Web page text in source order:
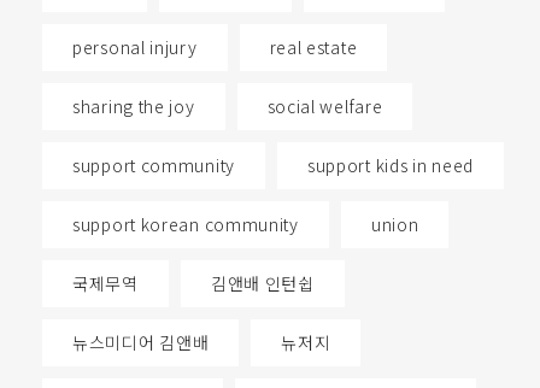
personal injury real estate
sharing the joy social welfare
support community support kids in need
support korean community union
국제무역 김앤배 인턴쉽
뉴스미디어 김앤배 뉴저지